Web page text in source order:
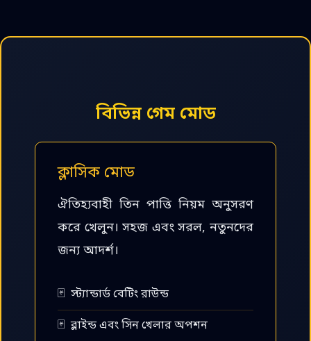
বিভিন্ন গেম মোড
ক্লাসিক মোড
ঐতিহ্যবাহী তিন পাত্তি নিয়ম অনুসরণ
করে খেলুন। সহজ এবং সরল, নতুনদের
জন্য আদর্শ।
স্ট্যান্ডার্ড বেটিং রাউন্ড
ব্লাইন্ড এবং সিন খেলার অপশন